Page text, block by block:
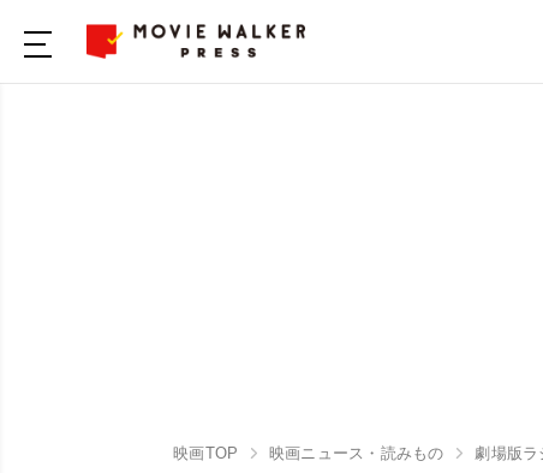
映画TOP 映画ニュース・読みもの 劇場版ラ